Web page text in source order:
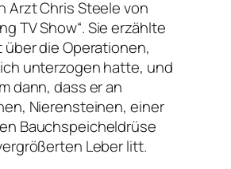
Arzt Chris Steele von
TV Show“. Sie erzählte
über die Operationen,
unterzogen hatte, und
dann, dass er an
Nierensteinen, einer
Bauchspeicheldrüse
Leber litt.